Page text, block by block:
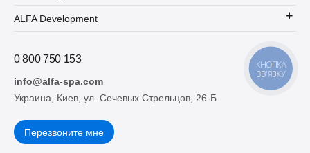
ALFA Development
0 800 750 153
info@alfa-spa.com
Украина, Киев, ул. Сечевых Стрельцов, 26-Б
Перезвоните мне
КНОПКА
ЗВ'ЯЗКУ